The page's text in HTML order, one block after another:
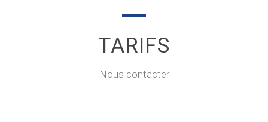
TARIFS
Nous contacter